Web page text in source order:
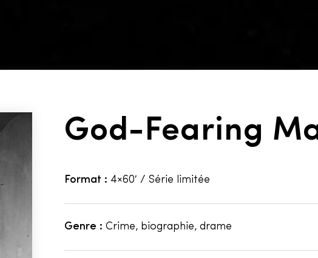
God-Fearing
Format : 4×60′ / Série limitée
Genre : Crime, biographie, drame